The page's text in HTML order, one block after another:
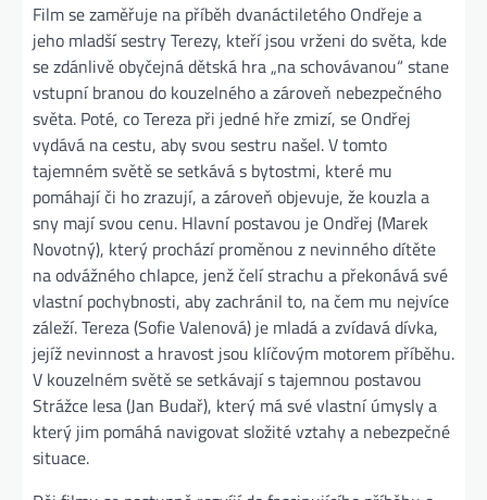
Film se zaměřuje na příběh dvanáctiletého Ondřeje a
jeho mladší sestry Terezy, kteří jsou vrženi do světa, kde
se zdánlivě obyčejná dětská hra „na schovávanou“ stane
vstupní branou do kouzelného a zároveň nebezpečného
světa. Poté, co Tereza při jedné hře zmizí, se Ondřej
vydává na cestu, aby svou sestru našel. V tomto
tajemném světě se setkává s bytostmi, které mu
pomáhají či ho zrazují, a zároveň objevuje, že kouzla a
sny mají svou cenu. Hlavní postavou je Ondřej (Marek
Novotný), který prochází proměnou z nevinného dítěte
na odvážného chlapce, jenž čelí strachu a překonává své
vlastní pochybnosti, aby zachránil to, na čem mu nejvíce
záleží. Tereza (Sofie Valenová) je mladá a zvídavá dívka,
jejíž nevinnost a hravost jsou klíčovým motorem příběhu.
V kouzelném světě se setkávají s tajemnou postavou
Strážce lesa (Jan Budař), který má své vlastní úmysly a
který jim pomáhá navigovat složité vztahy a nebezpečné
situace.